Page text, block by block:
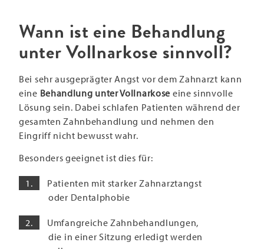
Wann ist eine Behandlung
unter Vollnarkose sinnvoll?
Bei sehr ausgeprägter Angst vor dem Zahnarzt kann
eine Behandlung unter Vollnarkose eine sinnvolle
Lösung sein. Dabei schlafen Patienten während der
gesamten Zahnbehandlung und nehmen den
Eingriff nicht bewusst wahr.
Besonders geeignet ist dies für:
Patienten mit starker Zahnarztangst
oder Dentalphobie
Umfangreiche Zahnbehandlungen,
die in einer Sitzung erledigt werden